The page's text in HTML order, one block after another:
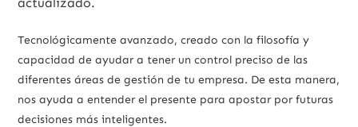
Tecnológicamente avanzado, creado con la filosofía y
capacidad de ayudar a tener un control preciso de las
diferentes áreas de gestión de tu empresa. De esta manera,
nos ayuda a entender el presente para apostar por futuras
decisiones más inteligentes.